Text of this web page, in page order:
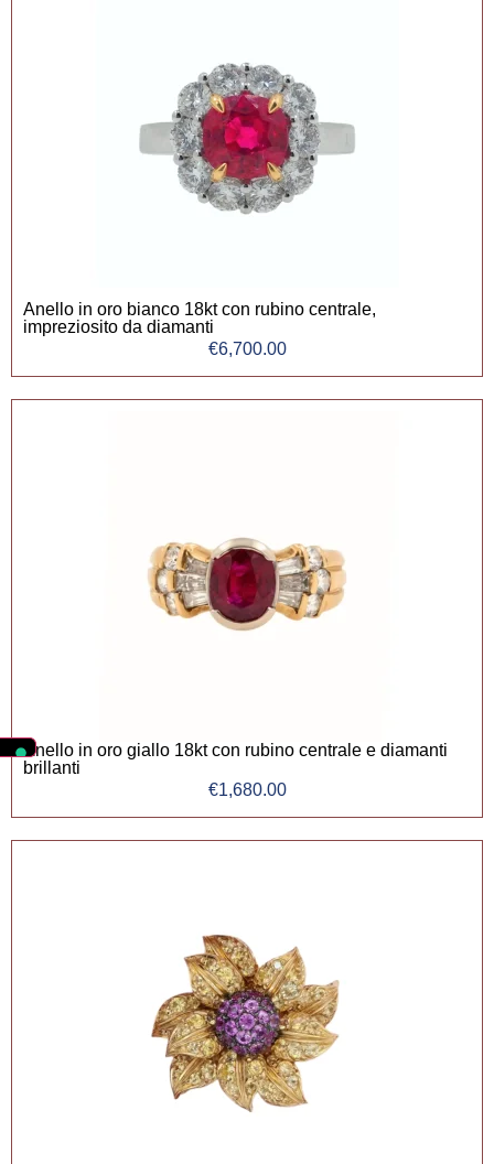
Anello in oro bianco 18kt con rubino centrale,
impreziosito da diamanti
€6,700.00
Anello in oro giallo 18kt con rubino centrale e diamanti
brillanti
€1,680.00